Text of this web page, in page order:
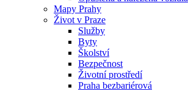
Mapy Prahy
Život v Praze
Služby
Byty
Školství
Bezpečnost
Životní prostředí
Praha bezbariérová